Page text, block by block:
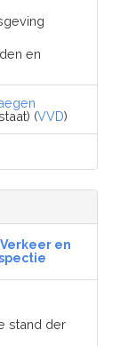
en
(VVD)
en
stand der